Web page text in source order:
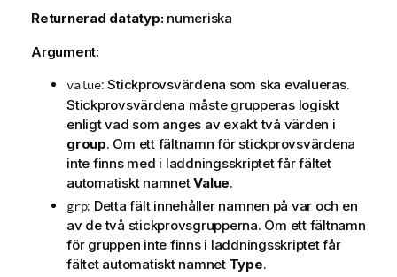
Returnerad datatyp: numeriska
Argument:
value: Stickprovsvärdena som ska evalueras.
Stickprovsvärdena måste grupperas logiskt
enligt vad som anges av exakt två värden i
group. Om ett fältnamn för stickprovsvärdena
inte finns med i laddningsskriptet får fältet
automatiskt namnetValue.
grp: Detta fält innehåller namnen på var och en
av de två stickprovsgrupperna. Om ett fältnamn
för gruppen inte finns i laddningsskriptet får
fältet automatiskt namnet Type.